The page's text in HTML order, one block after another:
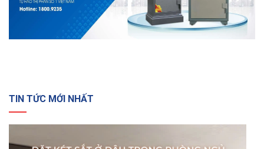
TIN TỨC MỚI NHẤT